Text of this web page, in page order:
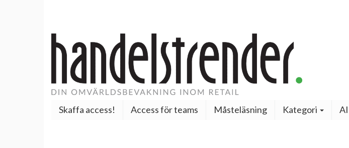
Skaffa access! Access för teams Måsteläsning Kategori